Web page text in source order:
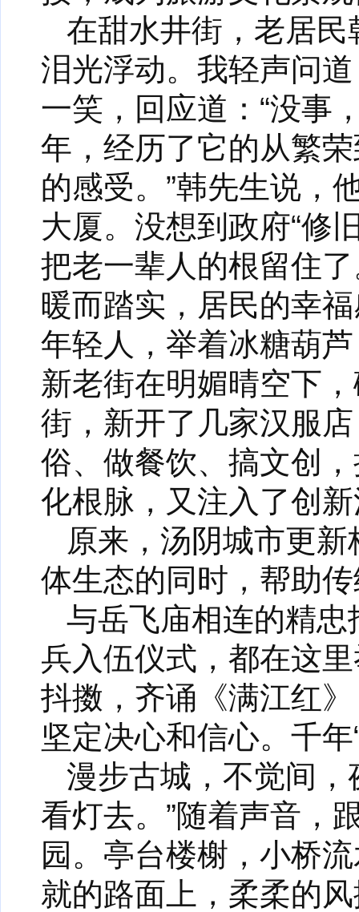
在甜水井街，老居
泪光浮动。我轻声问
一笑，回应道：“没事
年，经历了它的从繁
的感受。”韩先生说，
大厦。没想到政府“修
把老一辈人的根留住
暖而踏实，居民的幸福
年轻人，举着冰糖葫
新老街在明媚晴空下
街，新开了几家汉服
俗、做餐饮、搞文创
化根脉，又注入了创
原来，汤阴城市更
体生态的同时，帮助
与岳飞庙相连的精
兵入伍仪式，都在这
抖擞，齐诵《满江红
坚定决心和信心。千
漫步古城，不觉间，
看灯去。”随着声音，
园。亭台楼榭，小桥
就的路面上，柔柔的